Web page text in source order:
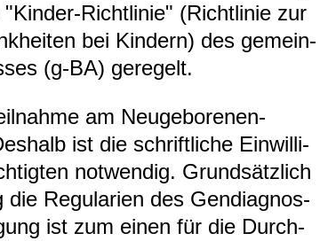
​Richt­li­nie" (Richt­li­nie zur
bei Kin­dern) des gemein­
(g-​BA) gere­gelt.
am Neu­ge­bo­re­nen-​
ist die schrift­li­che Ein­wil­li­
not­wen­dig. Grund­sätz­lich
die Regu­la­rien des Gen­dia­gnos­
ist zum einen für die Durch­